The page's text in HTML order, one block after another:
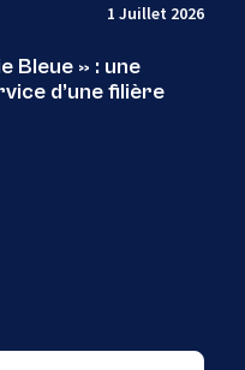
1 Juillet 2026
Bleue » : une
d’une filière